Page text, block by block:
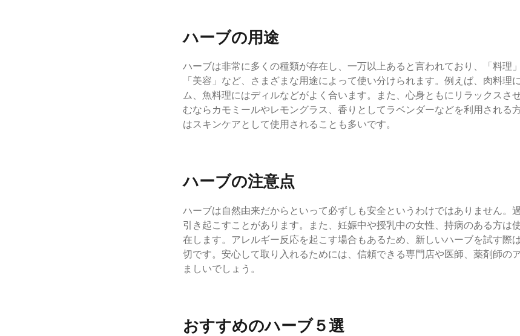
ハーブの用途
ハーブは非常に多くの種類が存在し、一万以上あると言われており、「料理
「美容」など、さまざまな用途によって使い分けられます。例えば、肉料理
ム、魚料理にはディルなどがよく合います。また、心身ともにリラックスさ
むならカモミールやレモングラス、香りとしてラベンダーなどを利用される
はスキンケアとして使用されることも多いです。
ハーブの注意点
ハーブは自然由来だからといって必ずしも安全というわけではありません。
引き起こすことがあります。また、妊娠中や授乳中の女性、持病のある方は
在します。アレルギー反応を起こす場合もあるため、新しいハーブを試す際
切です。安心して取り入れるためには、信頼できる専門店や医師、薬剤師の
ましいでしょう。
おすすめのハーブ５選